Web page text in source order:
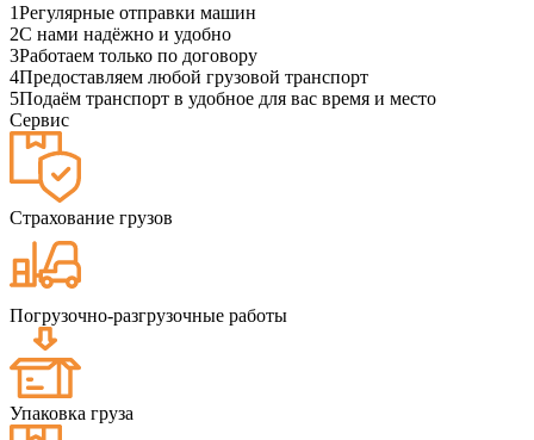
1Регулярные отправки машин
2С нами надёжно и удобно
3Работаем только по договору
4Предоставляем любой грузовой транспорт
5Подаём транспорт в удобное для вас время и место
Сервис
Страхование грузов
Погрузочно-разгрузочные работы
Упаковка груза